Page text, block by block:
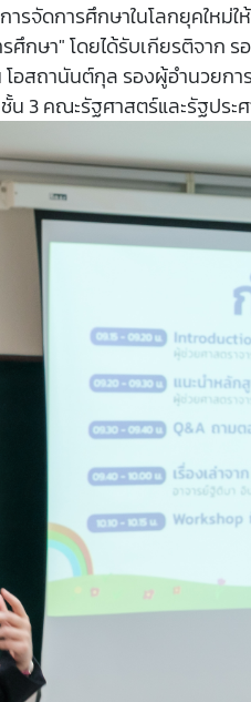
ารจัดการศึกษาในโลกยุคให
ศึกษา" โดยได้รับเกียรติจา
อสถานันต์กุล รองผู้อำนวยก
น 3 คณะรัฐศาสตร์และรัฐปร